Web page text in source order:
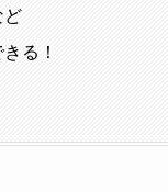
ど
る！